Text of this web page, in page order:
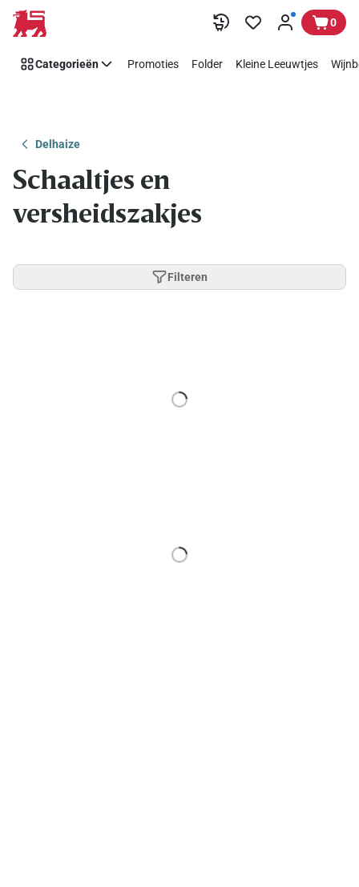
Overslaan 0
Categorieën Promoties Folder Kleine Leeuwtjes
Delhaize
Schaaltjes en
versheidszakjes
Filteren